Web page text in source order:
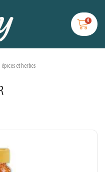
0
épices et herbes